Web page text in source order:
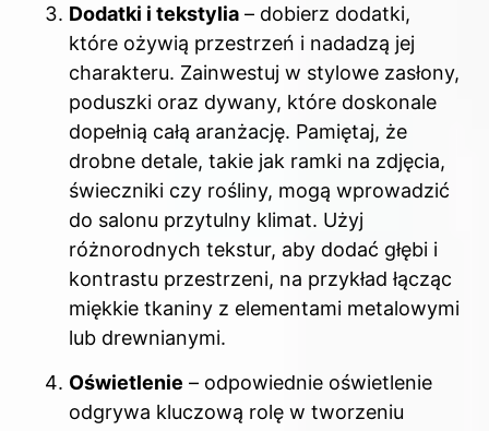
Dodatki i tekstylia – dobierz dodatki,
które ożywią przestrzeń i nadadzą jej
charakteru. Zainwestuj w stylowe zasłony,
poduszki oraz dywany, które doskonale
dopełnią całą aranżację. Pamiętaj, że
drobne detale, takie jak ramki na zdjęcia,
świeczniki czy rośliny, mogą wprowadzić
do salonu przytulny klimat. Użyj
różnorodnych tekstur, aby dodać głębi i
kontrastu przestrzeni, na przykład łącząc
miękkie tkaniny z elementami metalowymi
lub drewnianymi.
Oświetlenie – odpowiednie oświetlenie
odgrywa kluczową rolę w tworzeniu